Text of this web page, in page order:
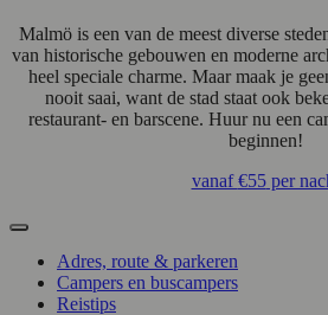
Malmö is een van de meest diverse
van historische gebouwen en moderne
heel speciale charme. Maar maak je
nooit saai, want de stad staat ook
restaurant- en barscene. Huur nu een
beginnen!
vanaf€55per
Adres, route & parkeren
Campers en buscampers
Reistips